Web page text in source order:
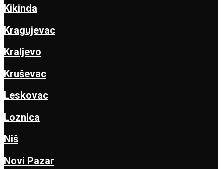
Kikinda
Kragujevac
Kraljevo
Kruševac
Leskovac
Loznica
Niš
Novi Pazar